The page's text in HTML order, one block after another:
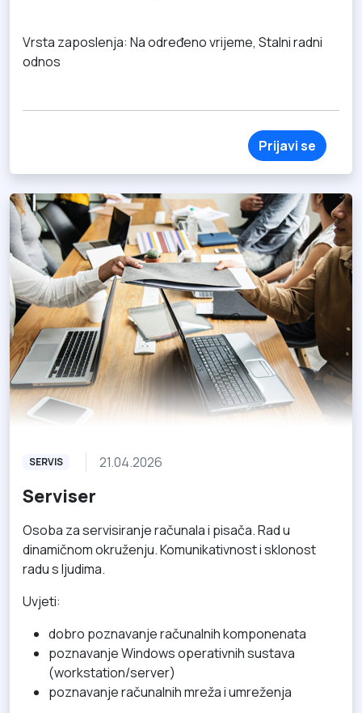
Vrsta zaposlenja: Na određeno vrijeme, Stalni radni
odnos
Prijavi se
SERVIS 21.04.2026
Serviser
Osoba za servisiranje računala i pisača. Rad u
dinamičnom okruženju. Komunikativnost i sklonost
radu s ljudima.
Uvjeti:
dobro poznavanje računalnih komponenata
poznavanje Windows operativnih sustava
(workstation/server)
poznavanje računalnih mreža i umreženja